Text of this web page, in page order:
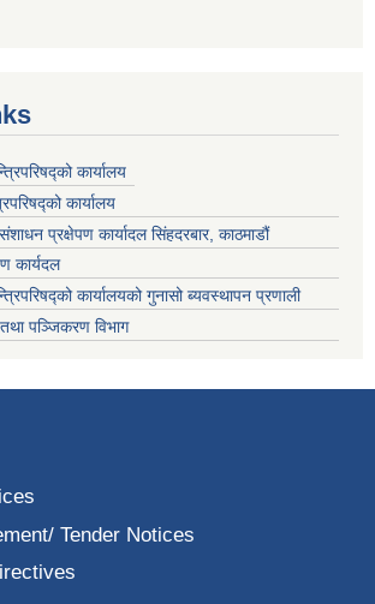
कार्यालय
कार्यालय
प्रक्षेपण कार्यादल सिंहदरबार, काठमाडौं
कार्यदल
कार्यालयको गुनासो ब्यवस्थापन प्रणाली
पञ्जिकरण विभाग
Tender Notices